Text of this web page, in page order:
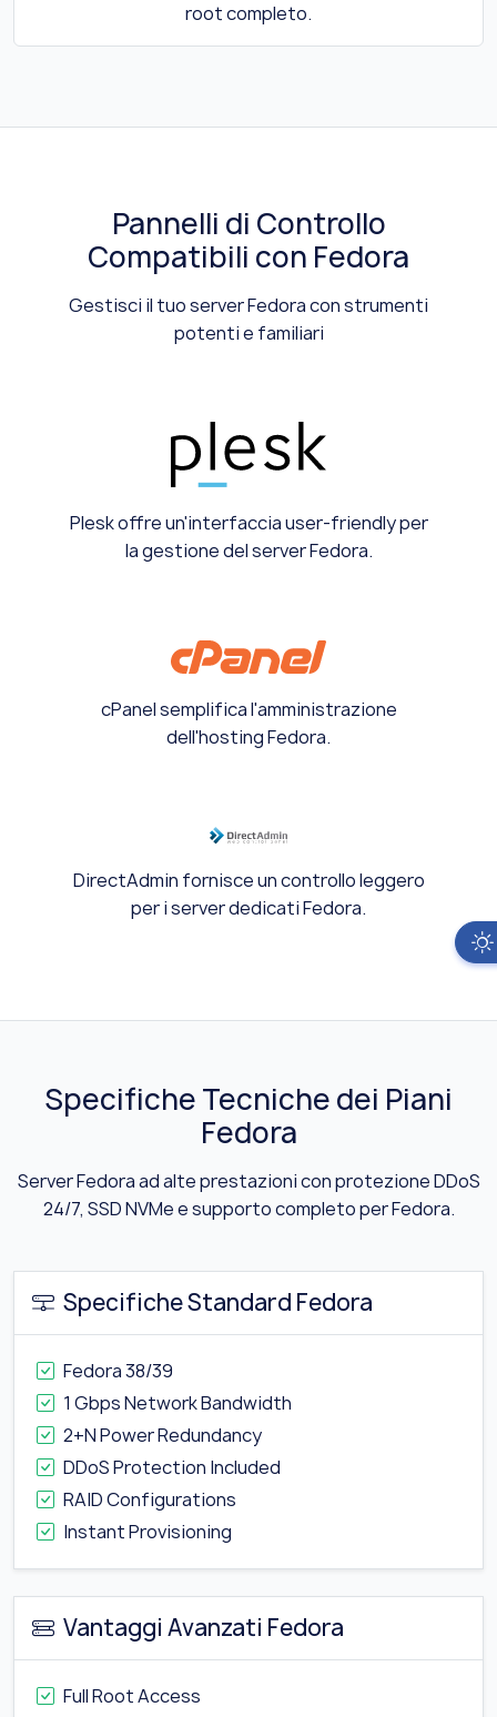
root completo.
Pannelli di Controllo
Compatibili con Fedora
Gestisci il tuo server Fedora con strumenti
potenti e familiari
Plesk offre un'interfaccia user-friendly per
la gestione del server Fedora.
cPanel semplifica l'amministrazione
dell'hosting Fedora.
DirectAdmin fornisce un controllo leggero
per i server dedicati Fedora.
Specifiche Tecniche dei Piani
Fedora
Server Fedora ad alte prestazioni con protezione DDoS
24/7, SSD NVMe e supporto completo per Fedora.
Specifiche Standard Fedora
Fedora 38/39
1 Gbps Network Bandwidth
2+N Power Redundancy
DDoS Protection Included
RAID Configurations
Instant Provisioning
Vantaggi Avanzati Fedora
Full Root Access